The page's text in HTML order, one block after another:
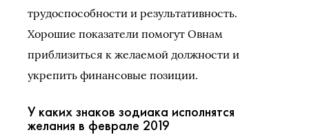
трудоспособности и результативность.
Хорошие показатели помогут Овнам
приблизиться к желаемой должности и
укрепить финансовые позиции.
У каких знаков зодиака исполнятся
желания в феврале 2019